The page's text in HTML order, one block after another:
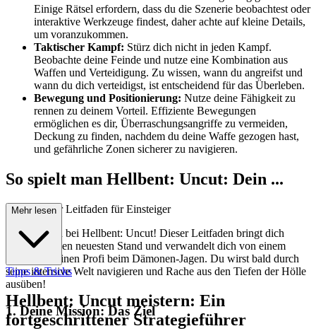
Einige Rätsel erfordern, dass du die Szenerie beobachtest oder
interaktive Werkzeuge findest, daher achte auf kleine Details,
um voranzukommen.
Taktischer Kampf: Stürz dich nicht in jeden Kampf.
Beobachte deine Feinde und nutze eine Kombination aus
Waffen und Verteidigung. Zu wissen, wann du angreifst und
wann du dich verteidigst, ist entscheidend für das Überleben.
Bewegung und Positionierung: Nutze deine Fähigkeit zu
rennen zu deinem Vorteil. Effiziente Bewegungen
ermöglichen es dir, Überraschungsangriffe zu vermeiden,
Deckung zu finden, nachdem du deine Waffe gezogen hast,
und gefährliche Zonen sicherer zu navigieren.
So spielt man Hellbent: Uncut: Dein ...
vollständiger Leitfaden für Einsteiger
Willkommen bei Hellbent: Uncut! Dieser Leitfaden bringt dich
schnell auf den neuesten Stand und verwandelt dich von einem
Neuling in einen Profi beim Dämonen-Jagen. Du wirst bald durch
seine intensive Welt navigieren und Rache aus den Tiefen der Hölle
ausüben!
1. Deine Mission: Das Ziel
Mehr lesen
Tipps & Tricks
Hellbent: Uncut meistern: Ein
fortgeschrittener Strategieführer